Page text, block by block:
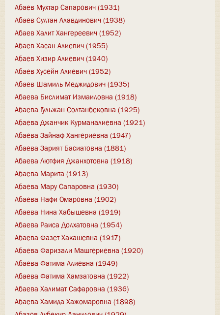
Абаев Мухтар Сапарович (1931)
Абаев Султан Алавдинович (1938)
Абаев Халит Хангереевич (1952)
Абаев Хасан Алиевич (1955)
Абаев Хизир Алиевич (1940)
Абаев Хусейн Алиевич (1952)
Абаев Шамиль Меджидович (1935)
Абаева Бислимат Измаиловна (1918)
Абаева Гульжан Солтанбековна (1925)
Абаева Джанчик Курманалиевна (1921)
Абаева Зайнаф Хангериевна (1947)
Абаева Зарият Басиатовна (1881)
Абаева Лютфия Джанхотовна (1918)
Абаева Марита (1913)
Абаева Мару Сапаровна (1930)
Абаева Нафи Омаровна (1902)
Абаева Нина Хабышевна (1919)
Абаева Раиса Долхатовна (1954)
Абаева Фазет Хакашевна (1917)
Абаева Фаризали Машгериевна (1920)
Абаева Фатима Алиевна (1949)
Абаева Фатима Хамзатовна (1922)
Абаева Халимат Сафаровна (1936)
Абаева Хамида Хажомаровна (1898)